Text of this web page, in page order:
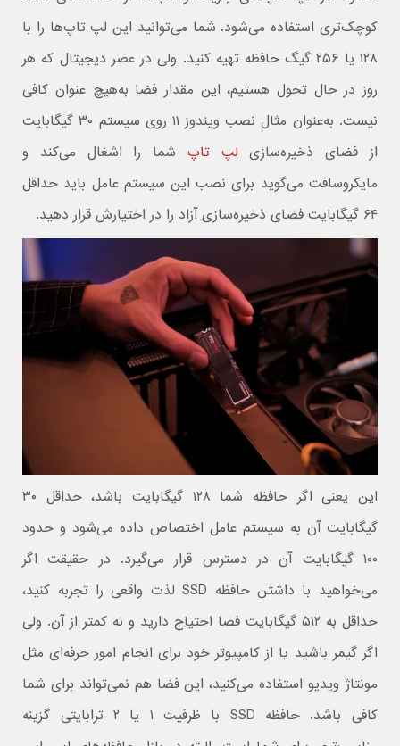
کوچک‌تری استفاده می‌شود. شما می‌توانید این لپ تاپ‌ها را با
۱۲۸ یا ۲۵۶ گیگ حافظه تهیه کنید. ولی در عصر دیجیتال که هر
روز در حال تحول هستیم، این مقدار فضا به‌هیچ عنوان کافی
نیست. به‌عنوان مثال نصب ویندوز ۱۱ روی سیستم ۳۰ گیگابایت
از فضای ذخیره‌سازی لپ تاپ شما را اشغال می‌کند و
مایکروسافت می‌گوید برای نصب این سیستم عامل باید حداقل
۶۴ گیگابایت فضای ذخیره‌سازی آزاد را در اختیارش قرار دهید.
این یعنی اگر حافظه شما ۱۲۸ گیگابایت باشد، حداقل ۳۰
گیگابایت آن به سیستم عامل اختصاص داده می‌شود و حدود
۱۰۰ گیگابایت آن در دسترس قرار می‌گیرد. در حقیقت اگر
می‌خواهید با داشتن حافظه SSD لذت واقعی را تجربه کنید،
حداقل به ۵۱۲ گیگابایت فضا احتیاج دارید و نه کمتر از آن. ولی
اگر گیمر باشید یا از کامپیوتر خود برای انجام امور حرفه‌ای مثل
مونتاژ ویدیو استفاده می‌کنید، این فضا هم نمی‌تواند برای شما
کافی باشد. حافظه SSD با ظرفیت ۱ یا ۲ ترابایتی گزینه